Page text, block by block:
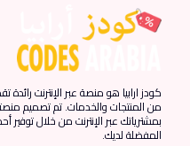
كودز ارابيا هو منصة عبر الإنترنت
من المنتجات والخدمات. تم تصميم
بمشترياتك عبر الإنترنت من خلال
المفضلة لديك.